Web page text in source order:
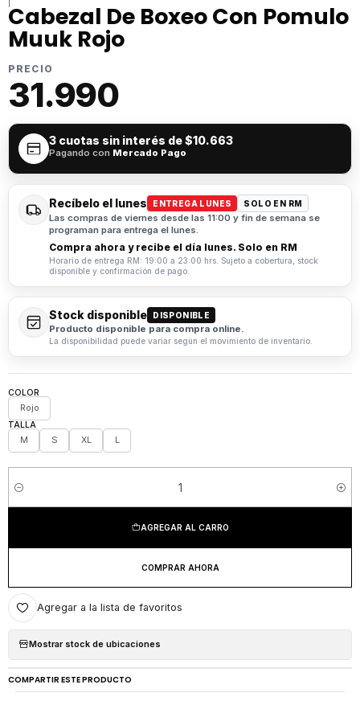
Cabezal De Boxeo Con Pomulo
Muuk Rojo
PRECIO
31.990
3 cuotas sin interés de$10.663
Pagando con Mercado Pago
Recíbelo el lunes ENTREGA LUNES SOLO EN RM
Las compras de viernes desde las 11:00 y fin de semana se
programan para entrega el lunes.
Compra ahora y recibe el día lunes. Solo en RM
Horario de entrega RM: 19:00 a 23:00 hrs. Sujeto a cobertura, stock
disponible y confirmación de pago.
Stock disponible DISPONIBLE
Producto disponible para compra online.
La disponibilidad puede variar según el movimiento de inventario.
COLOR
Rojo
TALLA
M S XL L
Cantidad
AGREGAR AL CARRO
COMPRAR AHORA
Agregar a la lista de favoritos
Mostrar stock de ubicaciones
COMPARTIR ESTE PRODUCTO